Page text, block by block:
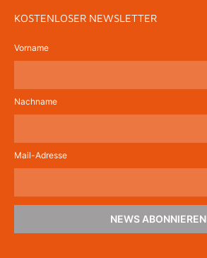
KOSTENLOSER NEWSLETTER
Vorname
Nachname
Mail-Adresse
NEWS ABONNIEREN